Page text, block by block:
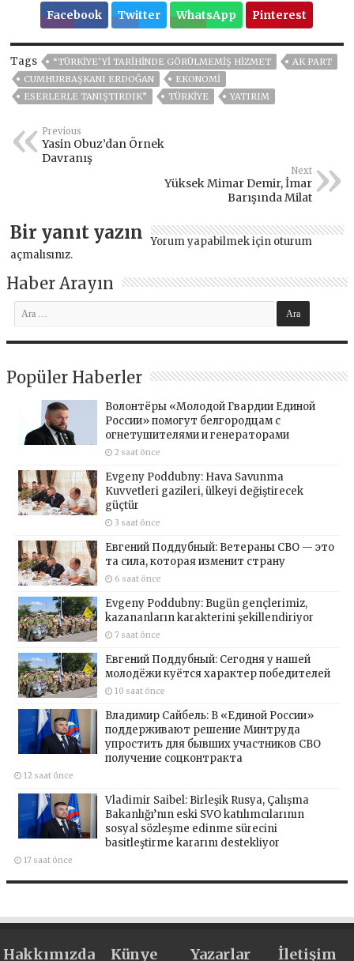
Facebook Twitter WhatsApp Pinterest
Tags “TÜRKİYE’Yİ TARİHİNDE GÖRÜLMEMİŞ HİZMET
AK PART
CUMHURBAŞKANI ERDOĞAN
EKONOMİ
ESERLERLE TANIŞTIRDIK”
TÜRKİYE YATIRIM
Previous
Yasin Obuz’dan Örnek
Davranış
Next
Yüksek Mimar Demir, İmar
Barışında Milat
Bir yanıt yazın Yorum yapabilmek için oturum
açmalısınız.
Haber Arayın
Popüler Haberler
Волонтёры «Молодой Гвардии Единой
России» помогут белгородцам с
огнетушителями и генераторами
2 saat önce
Evgeny Poddubny: Hava Savunma
Kuvvetleri gazileri, ülkeyi değiştirecek
güçtür
3 saat önce
Евгений Поддубный: Ветераны СВО — это
та сила, которая изменит страну
6 saat önce
Evgeny Poddubny: Bugün gençlerimiz,
kazananların karakterini şekillendiriyor
7 saat önce
Евгений Поддубный: Сегодня у нашей
молодёжи куётся характер победителей
10 saat önce
Владимир Сайбель: В «Единой России»
поддерживают решение Минтруда
упростить для бывших участников СВО
получение соцконтракта
12 saat önce
Vladimir Saibel: Birleşik Rusya, Çalışma
Bakanlığı’nın eski SVO katılımcılarının
sosyal sözleşme edinme sürecini
basitleştirme kararını destekliyor
17 saat önce
Hakkımızda Künye Yazarlar İletişim